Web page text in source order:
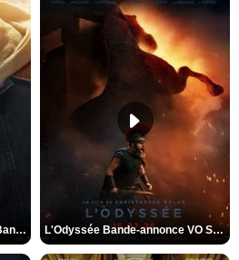
Spider-Man: Brand New Day Bande-annonce VO STFR L'Odyssée Bande-annonce VO STFR